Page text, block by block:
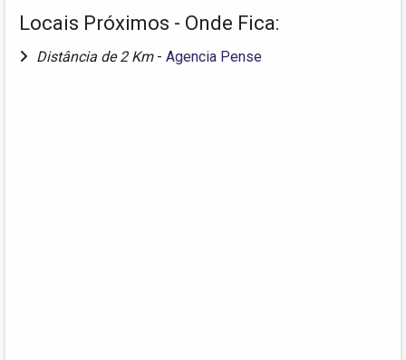
Locais Próximos - Onde Fica:
Distância de 2 Km - Agencia Pense